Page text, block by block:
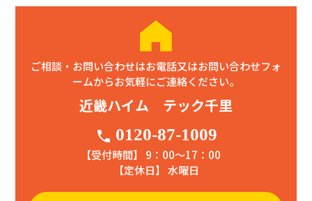
ご相談・お問い合わせはお電話又はお問い合わせフォ
ームからお気軽にご連絡ください。
近畿ハイム テック千里
phone 0120-87-1009
【受付時間】 9：00〜17：00
【定休日】 水曜日